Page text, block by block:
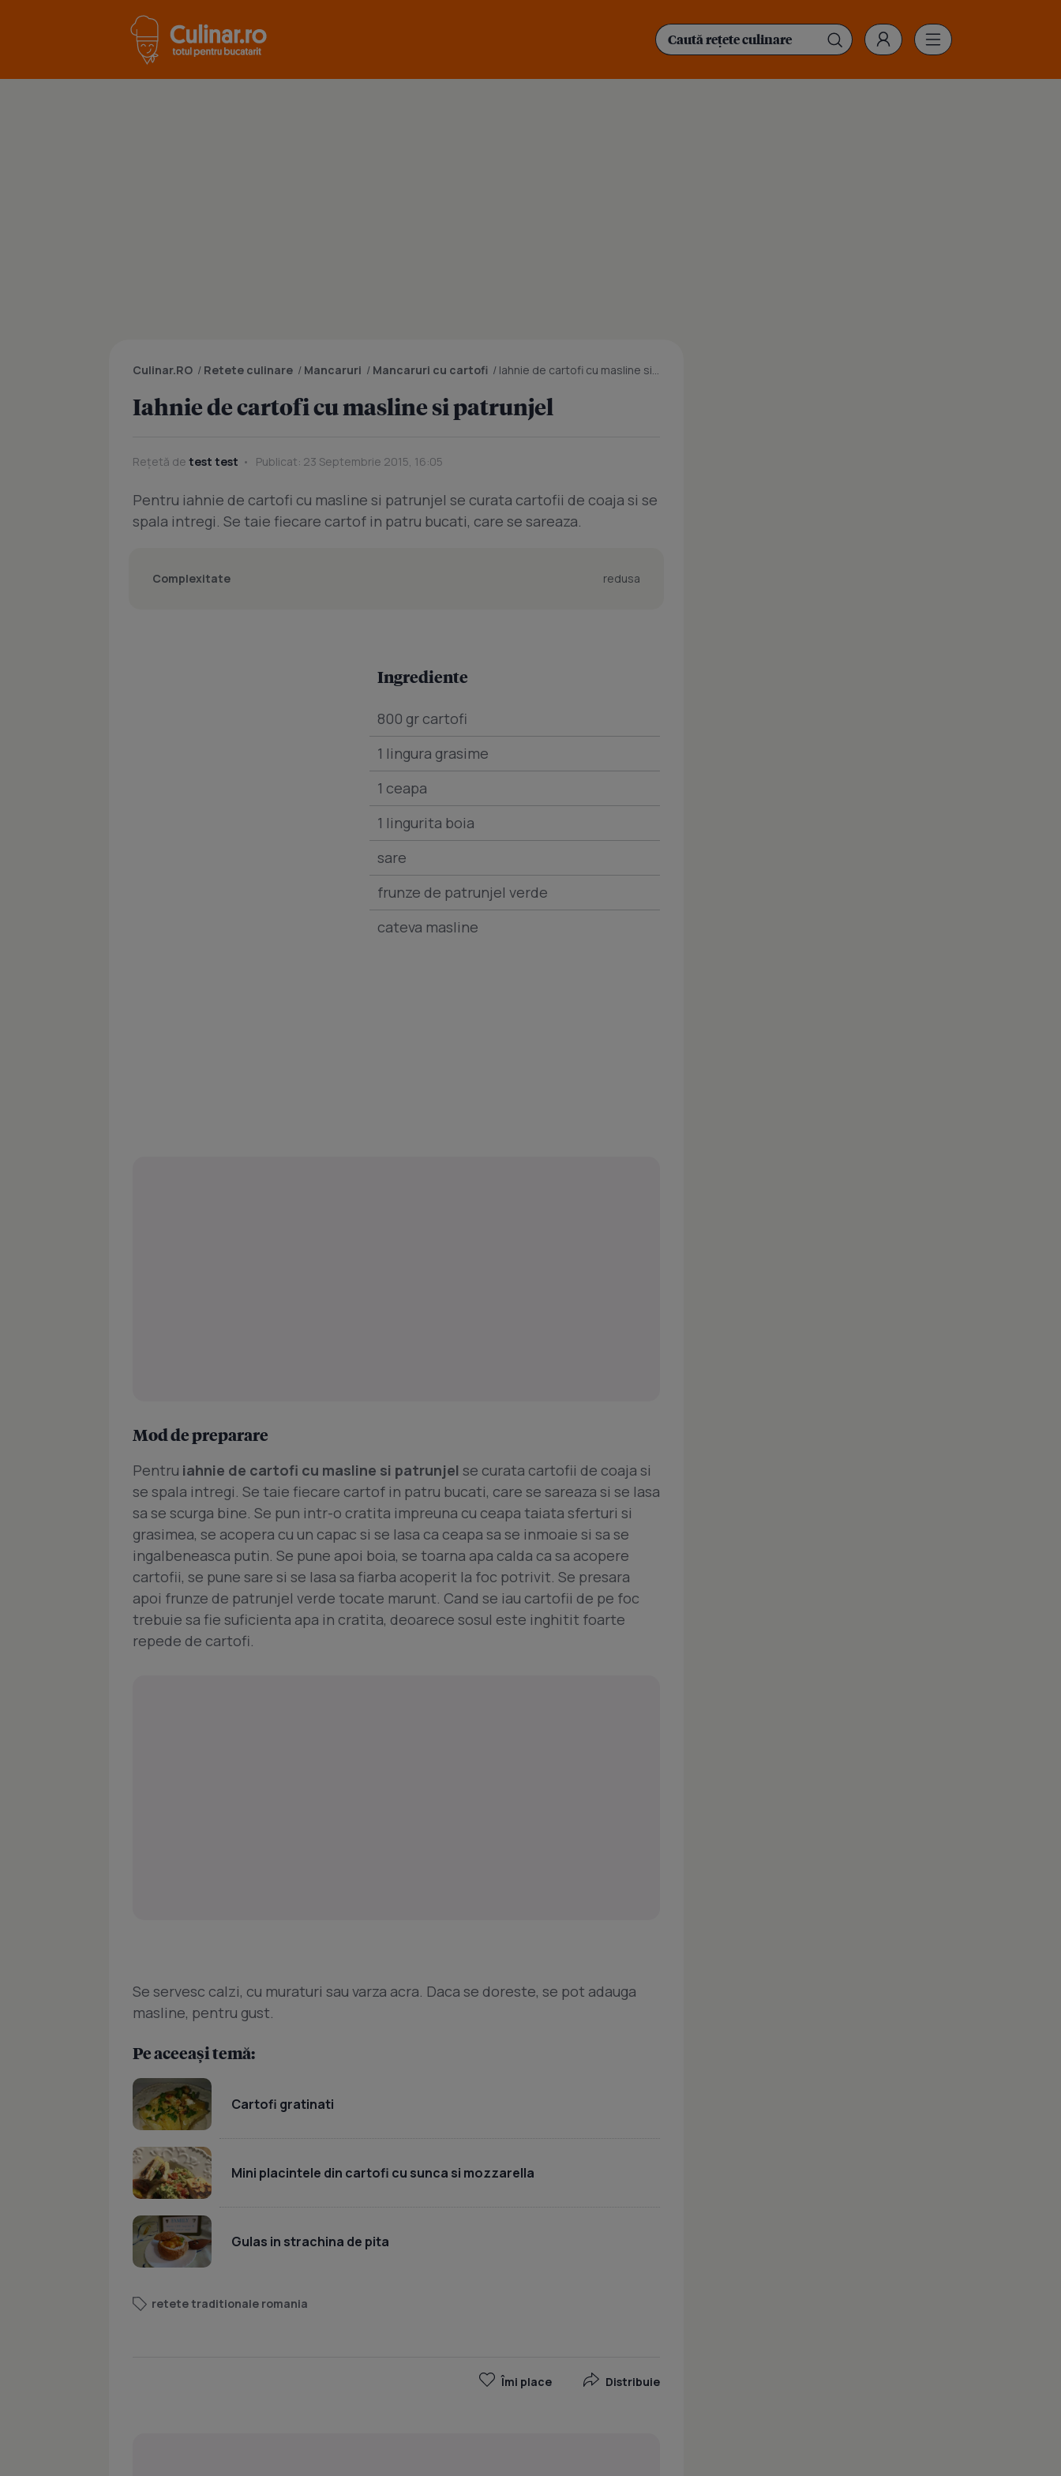
Culinar.RO / Retete culinare / Mancaruri / Mancaruri cu cartofi / Iahnie de cartofi cu masline si patrunjel
Iahnie de cartofi cu masline si patrunjel
Rețetă de test test Publicat: 23 Septembrie 2015, 16:05
Pentru iahnie de cartofi cu masline si patrunjel se curata cartofii de coaja si se
spala intregi. Se taie fiecare cartof in patru bucati, care se sareaza.
Complexitate redusa
Ingrediente
800 gr cartofi
1 lingura grasime
1 ceapa
1 lingurita boia
sare
frunze de patrunjel verde
cateva masline
Mod de preparare
Pentru iahnie de cartofi cu masline si patrunjel se curata cartofii de coaja si
se spala intregi. Se taie fiecare cartof in patru bucati, care se sareaza si se lasa
sa se scurga bine. Se pun intr-o cratita impreuna cu ceapa taiata sferturi si
grasimea, se acopera cu un capac si se lasa ca ceapa sa se inmoaie si sa se
ingalbeneasca putin. Se pune apoi boia, se toarna apa calda ca sa acopere
cartofii, se pune sare si se lasa sa fiarba acoperit la foc potrivit. Se presara
apoi frunze de patrunjel verde tocate marunt. Cand se iau cartofii de pe foc
trebuie sa fie suficienta apa in cratita, deoarece sosul este inghitit foarte
repede de cartofi.
Se servesc calzi, cu muraturi sau varza acra. Daca se doreste, se pot adauga
masline, pentru gust.
Pe aceeași temă:
Cartofi gratinati
Mini placintele din cartofi cu sunca si mozzarella
Gulas in strachina de pita
retete traditionale romania
Îmi place Distribuie